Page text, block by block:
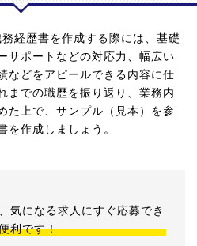
経歴書を作成する際には、基礎
サポートなどの対応力、幅広い
などをアピールできる内容に仕
までの職歴を振り返り、業務内
た上で、サンプル（見本）を参
を作成しましょう。
気になる求人にすぐ応募でき
利です！